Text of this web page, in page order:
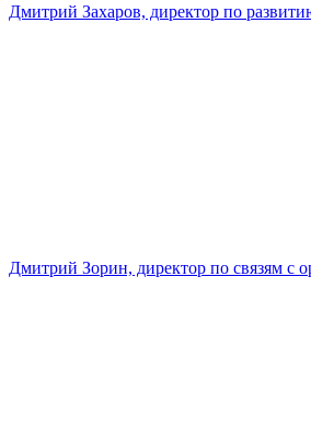
Дмитрий Захаров, директор по
Дмитрий Зорин, директор по связям с